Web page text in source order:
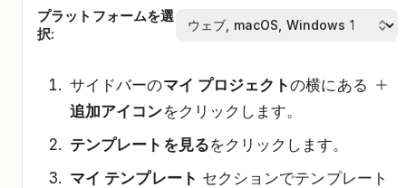
プラットフォームを選
択:
サイドバーのマイ プロジェクトの横にある
追加アイコンをクリックします。
テンプレートを見るをクリックします。
マイ テンプレート セクションでテンプレート